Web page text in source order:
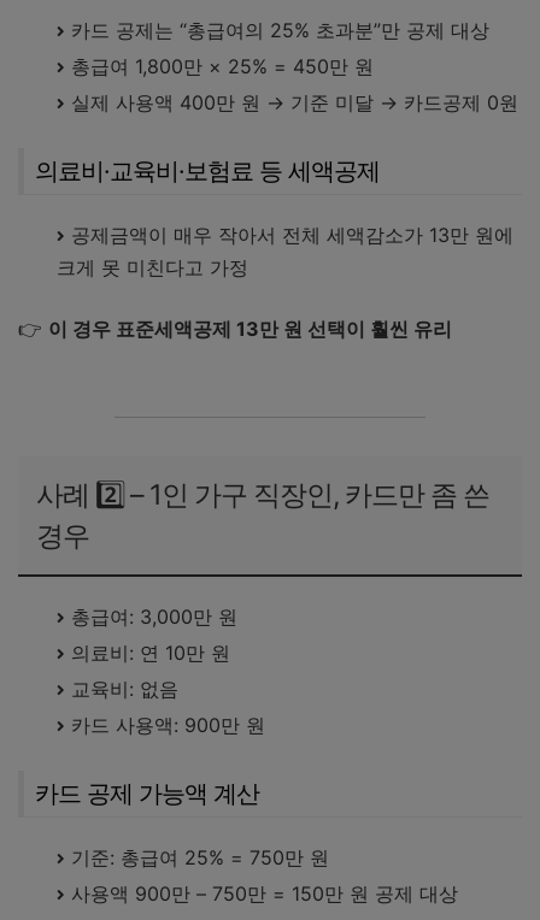
카드 공제는 “총급여의 25% 초과분”만 공제 대상
총급여 1,800만 × 25% = 450만 원
실제 사용액 400만 원 → 기준 미달 → 카드공제 0원
의료비·교육비·보험료 등 세액공제
공제금액이 매우 작아서 전체 세액감소가 13만 원에
크게 못 미친다고 가정
👉 이 경우 표준세액공제 13만 원 선택이 훨씬 유리
사례 2️⃣ – 1인 가구 직장인, 카드만 좀 쓴
경우
총급여: 3,000만 원
의료비: 연 10만 원
교육비: 없음
카드 사용액: 900만 원
카드 공제 가능액 계산
기준: 총급여 25% = 750만 원
사용액 900만 – 750만 = 150만 원 공제 대상